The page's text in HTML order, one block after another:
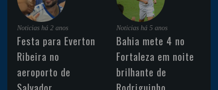
Noticias há 2 anos
Festa para Everton
Ribeira no
aeroporto de
Noticias há 5 anos
Bahia mete 4 no
Fortaleza em noite
brilhante de